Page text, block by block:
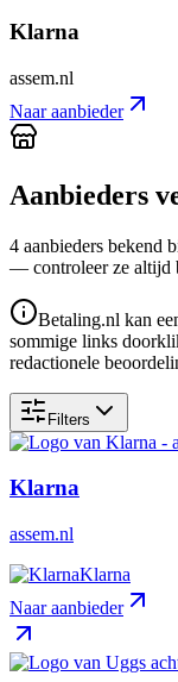
Klarna
assem.nl
Naar aanbieder
Aanbieders
4 aanbieders bekend
— controleer ze altijd
Betaling.nl kan
sommige links
redactionele
Filters
Klarna
assem.nl
Klarna
Naar aanbieder